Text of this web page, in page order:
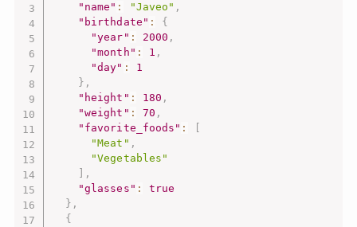
"name" : "Javeo" ,
"birthdate" :
{
"year" : 2000 ,
"month" : 1 ,
"day" :
1
} ,
"height" : 180 ,
"weight" : 70 ,
"favorite_foods" :
"Meat" ,
"Vegetables"
,
"glasses" :
true
} ,
{